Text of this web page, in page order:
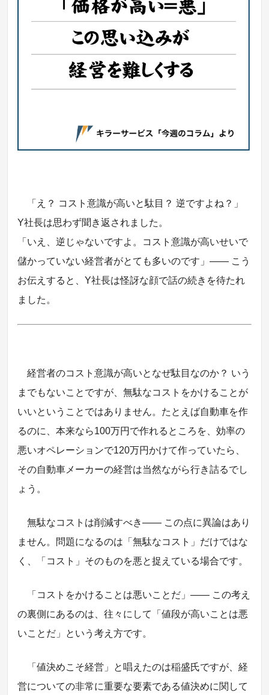
「え？ コスト意識が高いと駄目？ 逆ですよね？」
Y社長は思わず聞き返されました。
「いえ、逆じゃないですよ。コスト意識が高いせいで
儲かっていない経営者がとても多いのです」―― こう
お伝えすると、Y社長は怪訝な顔で話の続きを待たれ
ました。
経営者のコスト意識が高いとなぜ駄目なのか？ いう
までもないことですが、無駄なコストをかけることが
いいということではありません。たとえば自動車を作
るのに、本来なら100万円で作れるところを、効率の
悪いオペレーションで120万円かけて作っていたら、
その自動車メーカーの経営は当然ながら行き詰るでし
ょう。
無駄なコストは削減すべき―― この点に異論はあり
ません。問題になるのは「無駄なコスト」だけではな
く、「コスト」そのものを悪と捉えている場合です。
「コストをかけることは悪いことだ」―― この考え
の裏側にあるのは、往々にして「値段が高いことは悪
いことだ」という考え方です。
「値決めこそ経営」と唱えたのは稲盛氏ですが、経
営についての非常に重要な要素である値決めに関して